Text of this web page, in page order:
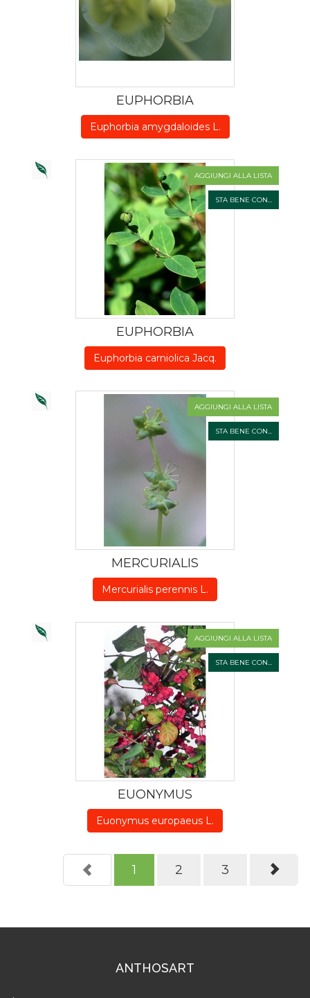
EUPHORBIA
Euphorbia amygdaloides L.
AGGIUNGI ALLA LISTA
STA BENE CON...
EUPHORBIA
Euphorbia carniolica Jacq.
AGGIUNGI ALLA LISTA
STA BENE CON...
MERCURIALIS
Mercurialis perennis L.
AGGIUNGI ALLA LISTA
STA BENE CON...
EUONYMUS
Euonymus europaeus L.
1 2 3
ANTHOSART